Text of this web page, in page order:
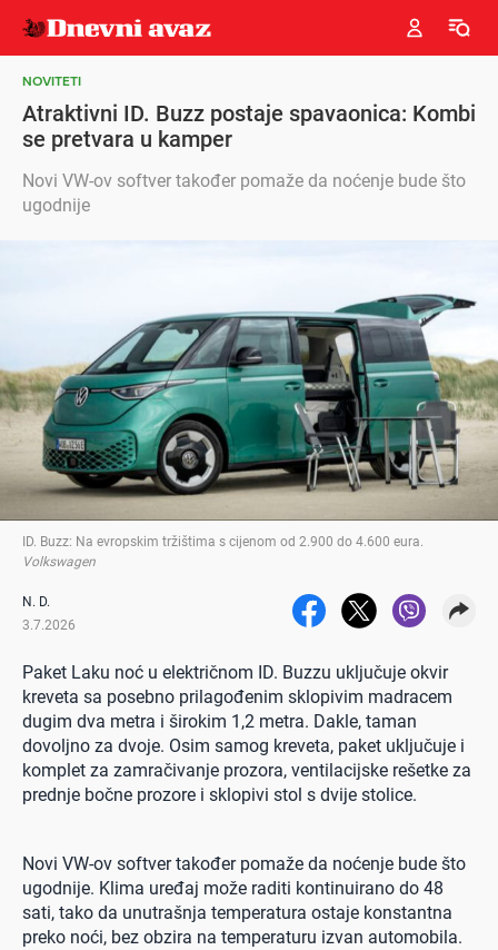
NOVITETI
Atraktivni ID. Buzz postaje spavaonica: Kombi
se pretvara u kamper
Novi VW-ov softver također pomaže da noćenje bude što
ugodnije
ID. Buzz: Na evropskim tržištima s cijenom od 2.900 do 4.600 eura.
Volkswagen
N. D.
3.7.2026
Paket Laku noć u električnom ID. Buzzu uključuje okvir
kreveta sa posebno prilagođenim sklopivim madracem
dugim dva metra i širokim 1,2 metra. Dakle, taman
dovoljno za dvoje. Osim samog kreveta, paket uključuje i
komplet za zamračivanje prozora, ventilacijske rešetke za
prednje bočne prozore i sklopivi stol s dvije stolice.
Novi VW-ov softver također pomaže da noćenje bude što
ugodnije. Klima uređaj može raditi kontinuirano do 48
sati, tako da unutrašnja temperatura ostaje konstantna
preko noći, bez obzira na temperaturu izvan automobila.